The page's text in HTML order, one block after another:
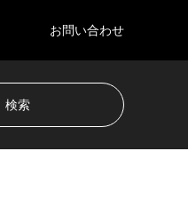
お問い合わせ